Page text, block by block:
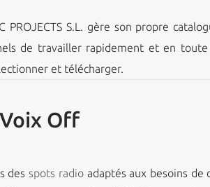
PROJECTS S.L. gère son propre
de travailler rapidement et en
et télécharger.
Voix Off
desspots radioadaptés aux besoins de